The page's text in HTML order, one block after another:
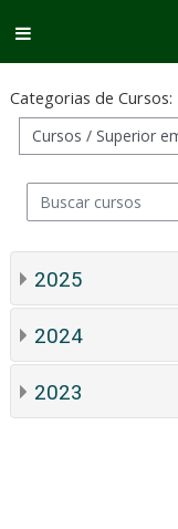
Categorias de Cursos:
Buscar cursos
2025
2024
2023